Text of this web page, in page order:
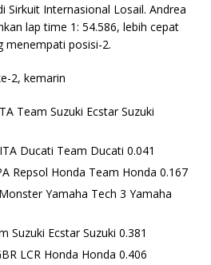
Sirkuit Internasional Losail. Andrea
lap time 1: 54.586, lebih cepat
menempati posisi-2.
2, kemarin
Team Suzuki Ecstar Suzuki
Ducati Team Ducati 0.041
Repsol Honda Team Honda 0.167
Yamaha Tech 3 Yamaha
Suzuki Ecstar Suzuki 0.381
LCR Honda Honda 0.406